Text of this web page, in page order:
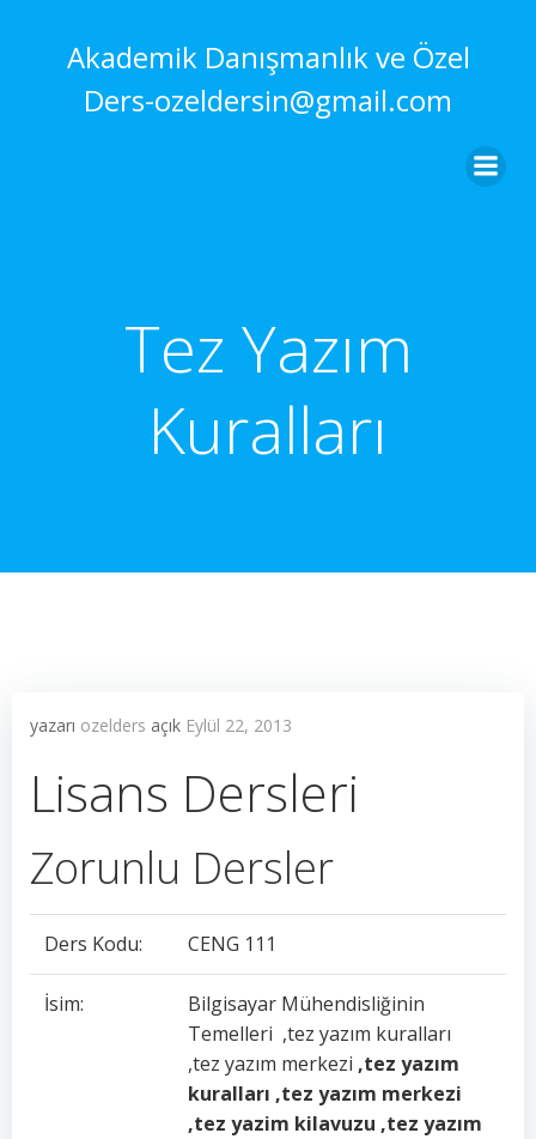
Akademik Danışmanlık ve Özel
Ders-ozeldersin@gmail.com
Tez Yazım
Kuralları
yazarı ozelders açık Eylül 22, 2013
Lisans Dersleri
Zorunlu Dersler
Ders Kodu: CENG 111
İsim:
Bilgisayar Mühendisliğinin
Temelleri ,tez yazım kuralları
,tez yazım merkezi ,tez yazım
kuralları ,tez yazım merkezi
,tez yazim kilavuzu ,tez yazım